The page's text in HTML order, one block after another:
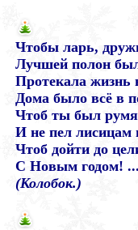
Чтобы ларь,
Лучшей полон
Протекала жизнь
Дома было всё в
Чтоб ты был
И не пел лисицам
Чтоб дойти до
С Новым годом!
(Колобок.)